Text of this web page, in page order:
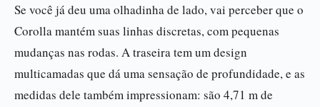
Se você já deu uma olhadinha de lado, vai perceber que o
Corolla mantém suas linhas discretas, com pequenas
mudanças nas rodas. A traseira tem um design
multicamadas que dá uma sensação de profundidade, e as
medidas dele também impressionam: são 4,71 m de